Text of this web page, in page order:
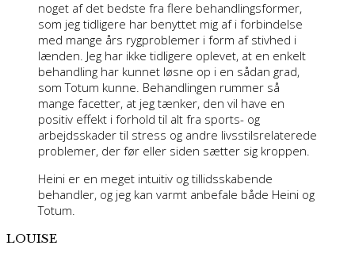
noget af det bedste fra flere behandlingsformer,
som jeg tidligere har benyttet mig af i forbindelse
med mange års rygproblemer i form af stivhed i
lænden. Jeg har ikke tidligere oplevet, at en enkelt
behandling har kunnet løsne op i en sådan grad,
som Totum kunne. Behandlingen rummer så
mange facetter, at jeg tænker, den vil have en
positiv effekt i forhold til alt fra sports- og
arbejdsskader til stress og andre livsstilsrelaterede
problemer, der før eller siden sætter sig kroppen.
Heini er en meget intuitiv og tillidsskabende
behandler, og jeg kan varmt anbefale både Heini og
Totum.
LOUISE